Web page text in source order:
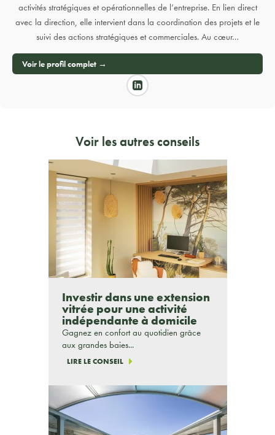
activités stratégiques et opérationnelles de l’entreprise. En lien direct
avec la direction, elle intervient dans la coordination des projets et le
suivi des actions stratégiques et commerciales. Au cœur…
Voir le profil complet →
Voir les autres conseils
Investir dans une extension
vitrée pour une activité
indépendante à domicile
Gagnez en confort au quotidien grâce
aux grandes baies...
LIRE LE CONSEIL